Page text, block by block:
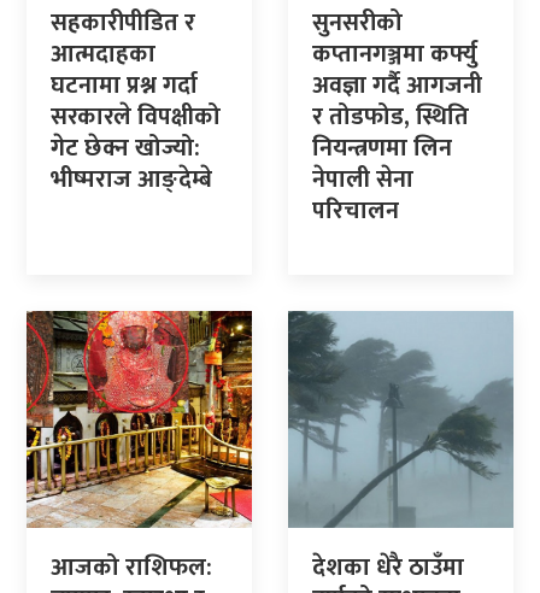
सहकारीपीडित र
आत्मदाहका
घटनामा प्रश्न गर्दा
सरकारले विपक्षीको
गेट छेक्न खोज्यो:
भीष्मराज आङ्देम्बे
सुनसरीको
कप्तानगञ्जमा कर्फ्यु
अवज्ञा गर्दै आगजनी
र तोडफोड, स्थिति
नियन्त्रणमा लिन
नेपाली सेना
परिचालन
आजको राशिफल: देशका धेरै ठाउँमा